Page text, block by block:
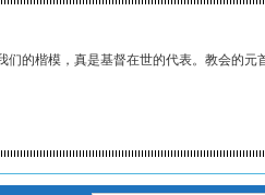
们的楷模，真是基督在世的代表。教会的元